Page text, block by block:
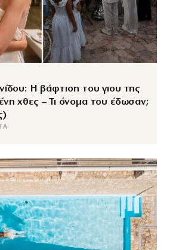
Η βάφτιση του γιου της
χθες – Τι όνομα του έδωσαν;